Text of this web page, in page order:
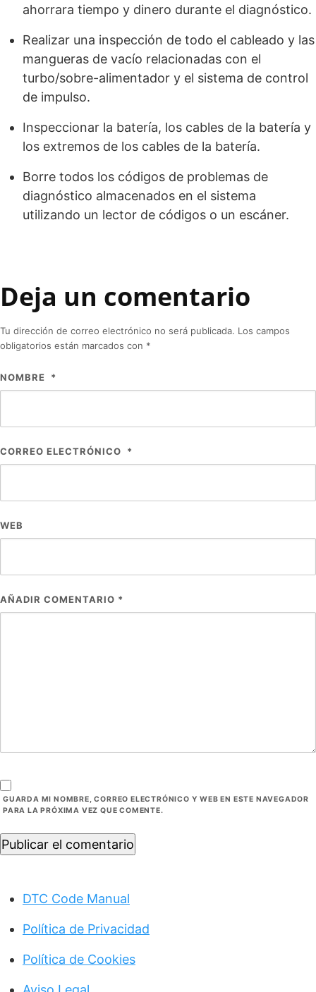
ahorrara tiempo y dinero durante el diagnóstico.
Realizar una inspección de todo el cableado y las
mangueras de vacío relacionadas con el
turbo/sobre-alimentador y el sistema de control
de impulso.
Inspeccionar la batería, los cables de la batería y
los extremos de los cables de la batería.
Borre todos los códigos de problemas de
diagnóstico almacenados en el sistema
utilizando un lector de códigos o un escáner.
Deja un comentario
Tu dirección de correo electrónico no será publicada. Los campos
obligatorios están marcados con *
NOMBRE *
CORREO ELECTRÓNICO *
WEB
AÑADIR COMENTARIO *
GUARDA MI NOMBRE, CORREO ELECTRÓNICO Y WEB EN ESTE NAVEGADOR
PARA LA PRÓXIMA VEZ QUE COMENTE.
Publicar el comentario
DTC Code Manual
Política de Privacidad
Política de Cookies